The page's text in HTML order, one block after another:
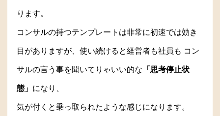
ります。
コンサルの持つテンプレートは非常に初速では効き
目がありますが、使い続けると経営者も社員も コン
サルの言う事を聞いてりゃいい的な 「思考停止状
態」 になり、
気が付くと乗っ取られたような感じになります。